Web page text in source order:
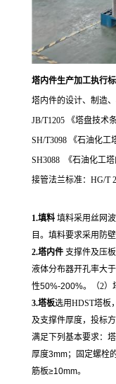
塔内件生产加工执行标
塔内件的设计、 制造
JB/T1205
《塔盘技术
SH/T3098
《石油化工
SH3088
《石油化工
接管法兰标准： HG/T
1.填料 填料采用丝网
目。填料要求采用防
2.塔内件 支撑件及压
液体分布器开孔率大于
性50%-200%。（2）
3.塔板选用HDST塔板
及支撑件厚度，投标
满足下列基本要求：
厚度3mm；固定螺栓
筋板≥10mm。